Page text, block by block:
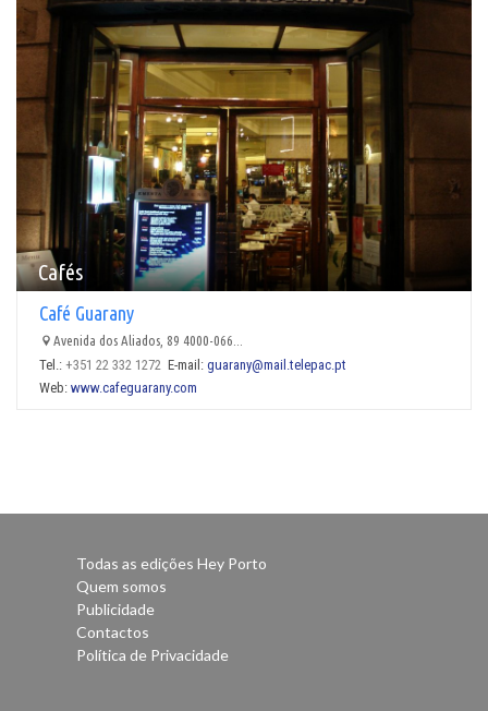
Cafés
Café Guarany
Avenida dos Aliados, 89 4000-066...
Tel.: +351 22 332 1272 E-mail: guarany@mail.telepac.pt
Web: www.cafeguarany.com
Todas as edições Hey Porto
Quem somos
Publicidade
Contactos
Política de Privacidade